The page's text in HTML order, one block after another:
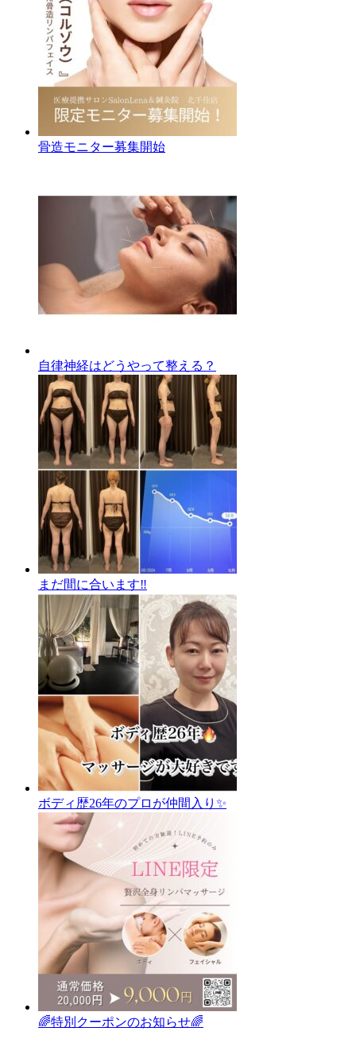
骨造モニター募集開始
自律神経はどうやって整える？
まだ間に合います‼️
ボディ歴26年のプロが仲間入り✨
🌈特別クーポンのお知らせ🌈